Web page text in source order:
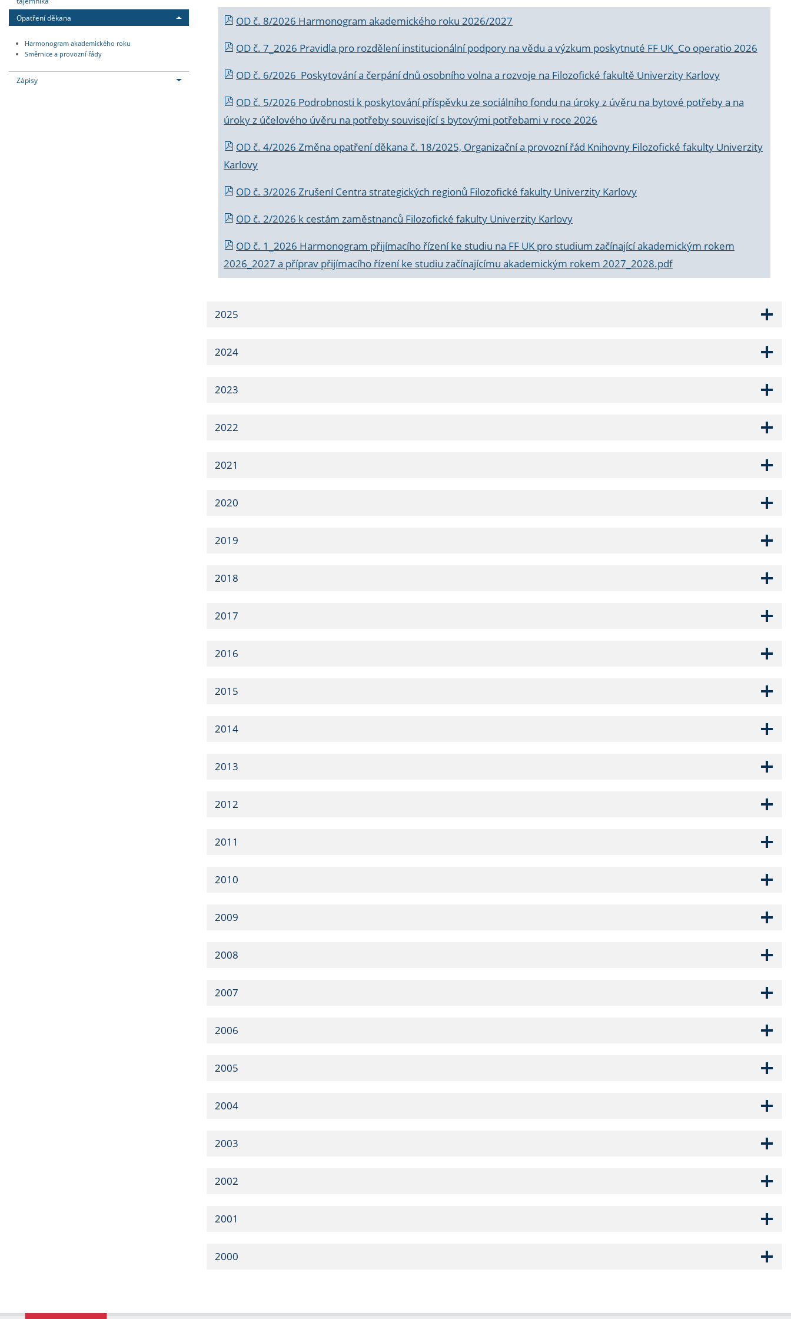
Opatření děkana
Harmonogram akademického roku
Směrnice a provozní řády
Zápisy
OD č. 8/2026 Harmonogram akademického roku 2026/2027
OD č. 7_2026 Pravidla pro rozdělení institucionální podpory na vědu a výzkum poskytnuté FF UK_Co operatio 2026
OD č. 6/2026 Poskytování a čerpání dnů osobního volna a rozvoje na Filozofické fakultě Univerzity Karlovy
OD č. 5/2026 Podrobnosti k poskytování příspěvku ze sociálního fondu na úroky z úvěru na bytové potřeby a na
úroky z účelového úvěru na potřeby související s bytovými potřebami v roce 2026
OD č. 4/2026 Změna opatření děkana č. 18/2025, Organizační a provozní řád Knihovny Filozofické fakulty Univerzity
Karlovy
OD č. 3/2026 Zrušení Centra strategických regionů Filozofické fakulty Univerzity Karlovy
OD č. 2/2026 k cestám zaměstnanců Filozofické fakulty Univerzity Karlovy
OD č. 1_2026 Harmonogram přijímacího řízení ke studiu na FF UK pro studium začínající akademickým rokem
2026_2027 a příprav přijímacího řízení ke studiu začínajícímu akademickým rokem 2027_2028.pdf
2025
2024
2023
2022
2021
2020
2019
2018
2017
2016
2015
2014
2013
2012
2011
2010
2009
2008
2007
2006
2005
2004
2003
2002
2001
2000